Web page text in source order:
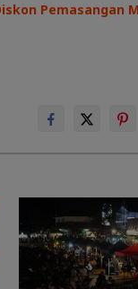
Pemasangan